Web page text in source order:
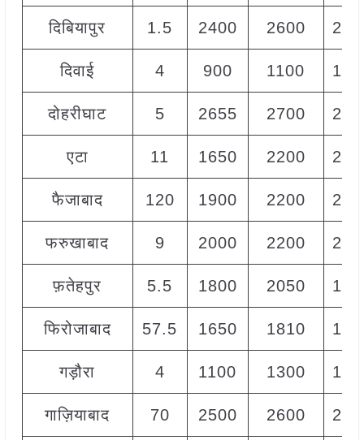
दिबियापुर 1.5 2400 2600
दिवाई 4 900 1100
दोहरीघाट 5 2655 2700
एटा 11 1650 2200
फैजाबाद 120 1900 2200
फरुखाबाद 9 2000 2200
फ़तेहपुर 5.5 1800 2050
फिरोजाबाद 57.5 1650 1810
गड़ौरा 4 1100 1300
गाज़ियाबाद 70 2500 2600